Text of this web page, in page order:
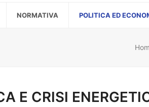
NORMATIVA POLITICA ED
E CRISI